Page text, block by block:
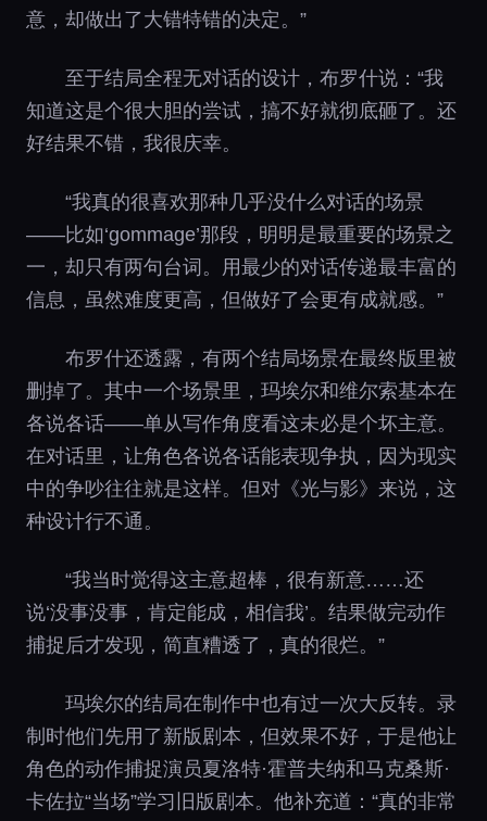
意，却做出了大错特错的决定。”
至于结局全程无对话的设计，布罗什说：“我
知道这是个很大胆的尝试，搞不好就彻底砸了。还
好结果不错，我很庆幸。
“我真的很喜欢那种几乎没什么对话的场景
——比如‘gommage’那段，明明是最重要的场景之
一，却只有两句台词。用最少的对话传递最丰富的
信息，虽然难度更高，但做好了会更有成就感。”
布罗什还透露，有两个结局场景在最终版里被
删掉了。其中一个场景里，玛埃尔和维尔索基本在
各说各话——单从写作角度看这未必是个坏主意。
在对话里，让角色各说各话能表现争执，因为现实
中的争吵往往就是这样。但对《光与影》来说，这
种设计行不通。
“我当时觉得这主意超棒，很有新意……还
说‘没事没事，肯定能成，相信我’。结果做完动作
捕捉后才发现，简直糟透了，真的很烂。”
玛埃尔的结局在制作中也有过一次大反转。录
制时他们先用了新版剧本，但效果不好，于是他让
角色的动作捕捉演员夏洛特·霍普夫纳和马克桑斯·
卡佐拉“当场”学习旧版剧本。他补充道：“真的非常